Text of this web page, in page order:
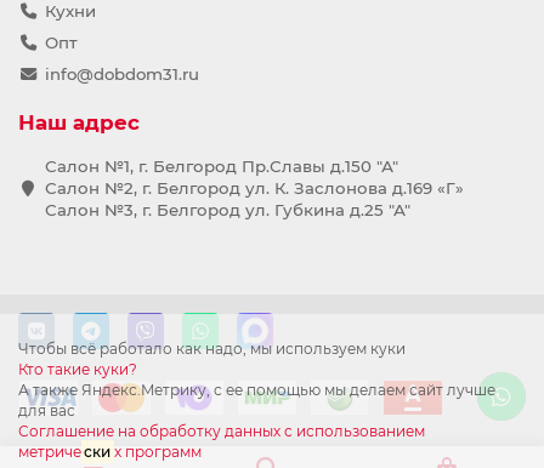
Чтобы всё работало как надо, мы используем куки
Кто такие куки?
А также Яндекс.Метрику, с ее помощью мы делаем сайт лучше
для вас
Соглашение на обработку данных с использованием
метрически х программ
Кухни
Опт
info@dobdom31.ru
Наш адрес
Салон №1, г. Белгород Пр.Славы д.150 "А"
Салон №2, г. Белгород ул. К. Заслонова д.169 «Г»
Салон №3, г. Белгород ул. Губкина д.25 "А"